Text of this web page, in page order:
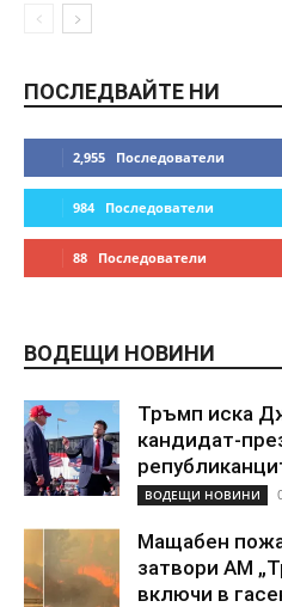
ПОСЛЕДВАЙТЕ НИ
2,955 Последователи
984 Последователи
88 Последователи
ВОДЕЩИ НОВИНИ
Тръмп иска
кандидат-
ВОДЕЩИ НОВИНИ
Мащабен
затвори АМ
включи в